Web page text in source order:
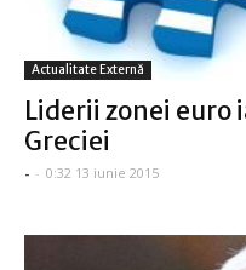
Actualitate Externă
Liderii zonei euro
Greciei
- - 0:32 13 iunie 2015